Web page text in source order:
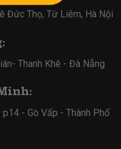
Đức Thọ, Từ Liêm, Hà Nội
Thanh Khê - Đà Nẵng
- Gò Vấp - Thành Phố